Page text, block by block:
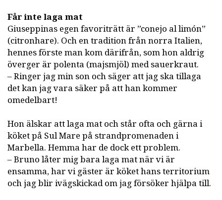
Får inte laga mat
Giuseppinas egen favoriträtt är ”conejo al limón”
(citronhare). Och en tradition från norra Italien,
hennes förste man kom därifrån, som hon aldrig
överger är polenta (majsmjöl) med sauerkraut.
– Ringer jag min son och säger att jag ska tillaga
det kan jag vara säker på att han kommer
omedelbart!
Hon älskar att laga mat och står ofta och gärna i
köket på Sul Mare på strandpromenaden i
Marbella. Hemma har de dock ett problem.
– Bruno låter mig bara laga mat när vi är
ensamma, har vi gäster är köket hans territorium
och jag blir ivägskickad om jag försöker hjälpa till.